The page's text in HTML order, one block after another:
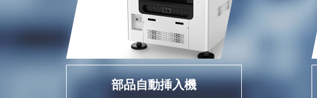
部品自動挿入機